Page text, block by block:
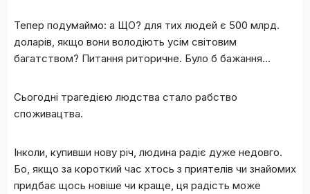
Тепер подумаймо: а ЩО? для тих людей є 500 млрд.
доларів, якщо вони володіють усім світовим
багатством? Питання риторичне. Було б бажання…
Сьогодні трагедією людства стало рабство
споживацтва.
Інколи, купивши нову річ, людина радіє дуже недовго.
Бо, якщо за короткий час хтось з приятелів чи знайомих
придбає щось новіше чи краще, ця радість може